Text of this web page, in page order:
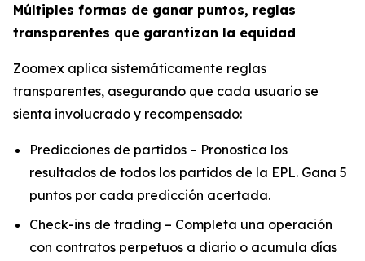
Múltiples formas de ganar puntos, reglas
transparentes que garantizan la equidad
Zoomex aplica sistemáticamente reglas
transparentes, asegurando que cada usuario se
sienta involucrado y recompensado:
Predicciones de partidos – Pronostica los
resultados de todos los partidos de la EPL. Gana 5
puntos por cada predicción acertada.
Check-ins de trading – Completa una operación
con contratos perpetuos a diario o acumula días